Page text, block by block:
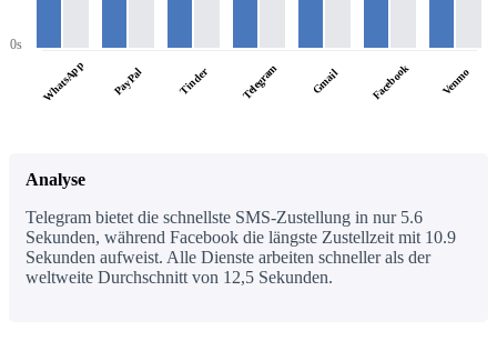
0s
WhatsApp PayPal Tinder Telegram Gmail Facebook Venmo
Analyse
Telegram bietet die schnellste SMS-Zustellung in nur 5.6
Sekunden, während Facebook die längste Zustellzeit mit 10.9
Sekunden aufweist. Alle Dienste arbeiten schneller als der
weltweite Durchschnitt von 12,5 Sekunden.